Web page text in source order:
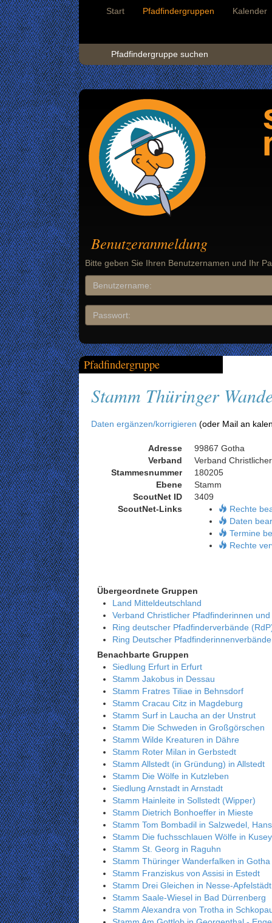
Start Pfadfindergruppen Kalender
Pfadfindergruppe suchen
Benutzeranmeldung
Bitte geben Sie Ihren Benutzernamen und Ihr
Pfadfindergruppe
Stamm Thüringer
Daten ergänzen/korrigieren (oder Mail an
Adresse
99867 Gotha
Verband
Verband
Stammesnummer
180205
Ebene
Stamm
ScoutNet ID
3409
ScoutNet-Links
Rechte
Daten
Termine
Rechte
Übergeordnete Gruppen
Land Mitteldeutschland
Verband Christlicher Pfadfinderinnen
Ring deutscher Pfadfinderverbände
Ring Deutscher
Benachbarte Gruppen
Siedlung Erfurt in Erfurt
Stamm Jakobus in Dessau
Stamm Fratres Tiliae in Behnsdorf
Stamm Cracau Citz in Magdeburg
Stamm Surf in Laucha an der Unstrut
Stamm Die Schweden in Großgörschen
Stamm Wilde Kreaturen in Dähre
Stamm Roter Milan in Gerbstedt
Stamm Allstedt (in Gründung) in Allstedt
Stamm Die Wölfe in Kutzleben
Siedlung Arnstadt in Arnstadt
Stamm Hainleite in Sollstedt (Wipper)
Stamm Dietrich Bonhoeffer in Mieste
Stamm Tom Bombadil in Salzwedel,
Stamm Die fuchsschlauen Wölfe in Kusey
Stamm St. Georg in Raguhn
Stamm Thüringer Wanderfalken in Gotha
Stamm Franziskus von Assisi in Estedt
Stamm Drei Gleichen in Nesse-
Stamm Saale-Wiesel in Bad Dürrenberg
Stamm Alexandra von Trotha in